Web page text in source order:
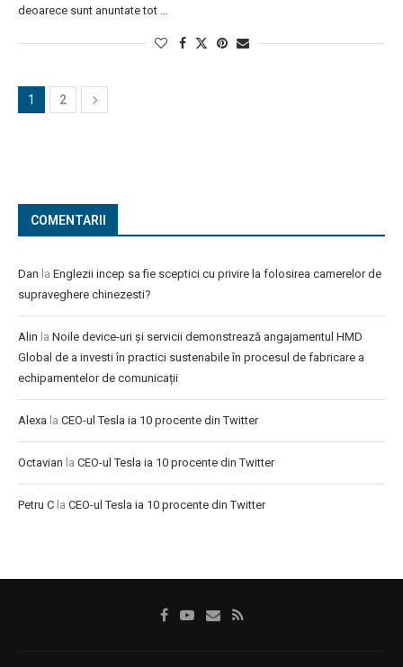
deoarece sunt anuntate tot …
1 2
COMENTARII
Dan la Englezii incep sa fie sceptici cu privire la folosirea camerelor de
supraveghere chinezesti?
Alin la Noile device-uri și servicii demonstrează angajamentul HMD
Global de a investi în practici sustenabile în procesul de fabricare a
echipamentelor de comunicații
Alexa la CEO-ul Tesla ia 10 procente din Twitter
Octavian la CEO-ul Tesla ia 10 procente din Twitter
Petru C la CEO-ul Tesla ia 10 procente din Twitter